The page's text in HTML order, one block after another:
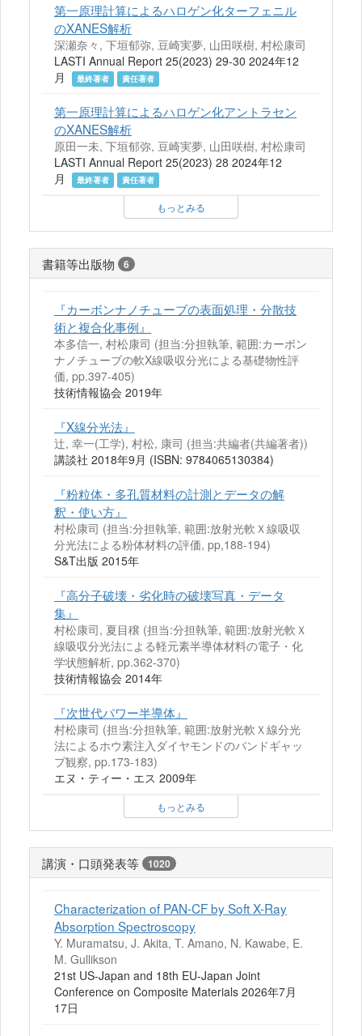
第一原理計算によるハロゲン化ターフェニル
のXANES解析
深瀬奈々, 下垣郁弥, 豆崎実夢, 山田咲樹, 村松康司
LASTI Annual Report 25(2023) 29-30 2024年12
月
最終著者 責任著者
第一原理計算によるハロゲン化アントラセン
のXANES解析
原田一未, 下垣郁弥, 豆崎実夢, 山田咲樹, 村松康司
LASTI Annual Report 25(2023) 28 2024年12
月
最終著者 責任著者
もっとみる
書籍等出版物 6
『カーボンナノチューブの表面処理・分散技
術と複合化事例』
本多信一, 村松康司 (担当:分担執筆, 範囲:カーボン
ナノチューブの軟X線吸収分光による基礎物性評
価, pp.397-405)
技術情報協会 2019年
『X線分光法』
辻, 幸一(工学), 村松, 康司 (担当:共編者(共編著者))
講談社 2018年9月 (ISBN: 9784065130384)
『粉粒体・多孔質材料の計測とデータの解
釈・使い方』
村松康司 (担当:分担執筆, 範囲:放射光軟Ｘ線吸収
分光法による粉体材料の評価, pp,188-194)
S&T出版 2015年
『高分子破壊・劣化時の破壊写真・データ
集』
村松康司, 夏目穣 (担当:分担執筆, 範囲:放射光軟Ｘ
線吸収分光法による軽元素半導体材料の電子・化
学状態解析, pp.362-370)
技術情報協会 2014年
『次世代パワー半導体』
村松康司 (担当:分担執筆, 範囲:放射光軟Ｘ線分光
法によるホウ素注入ダイヤモンドのバンドギャッ
プ観察, pp.173-183)
エヌ・ティー・エス 2009年
もっとみる
講演・口頭発表等 1020
Characterization of PAN-CF by Soft X-Ray
Absorption Spectroscopy
Y. Muramatsu, J. Akita, T. Amano, N. Kawabe, E.
M. Gullikson
21st US-Japan and 18th EU-Japan Joint
Conference on Composite Materials 2026年7月
17日